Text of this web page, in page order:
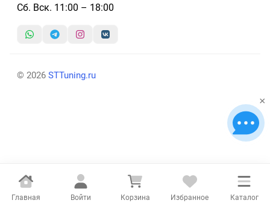
Главная Войти Корзина Избранное Каталог
Сб. Вск. 11:00 – 18:00
© 2026 STTuning.ru
×